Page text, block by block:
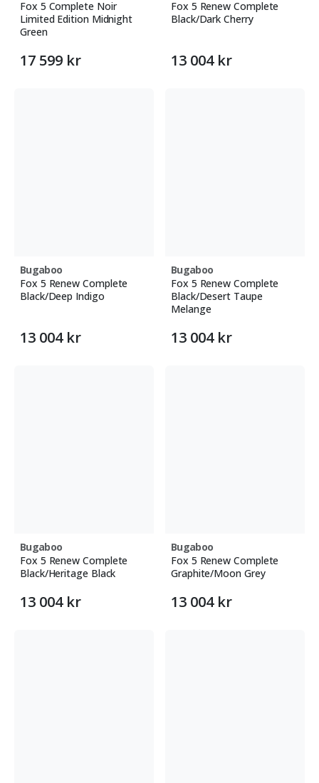
Fox 5 Complete Noir
Limited Edition Midnight
Green
17 599 kr
Fox 5 Renew Complete
Black/Dark Cherry
13 004 kr
Bugaboo
Fox 5 Renew Complete
Black/Deep Indigo
13 004 kr
Bugaboo
Fox 5 Renew Complete
Black/Desert Taupe
Melange
13 004 kr
Bugaboo
Fox 5 Renew Complete
Black/Heritage Black
13 004 kr
Bugaboo
Fox 5 Renew Complete
Graphite/Moon Grey
13 004 kr